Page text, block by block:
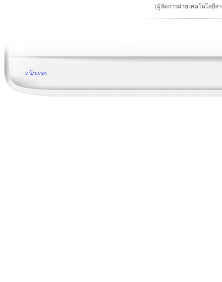
(ผู้จัดการฝ่ายเทคโนโลยีส
หน้าแรก